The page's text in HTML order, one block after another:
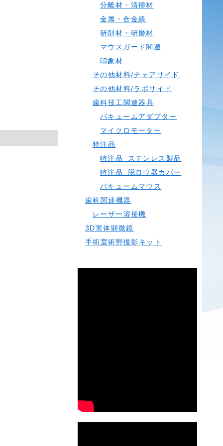
分離材・清掃材
金属・合金線
研削材・研磨材
マウスガード関連
印象材
その他材料/チェアサイド
その他材料/ラボサイド
歯科技工関連器具
バキュームアダプター
マイクロモーター
特注品
特注品_ステンレス製品
特注品_脱ロウ器カバー
バキュームマウス
歯科関連機器
レーザー溶接機
3D実体顕微鏡
手術室術野撮影キット